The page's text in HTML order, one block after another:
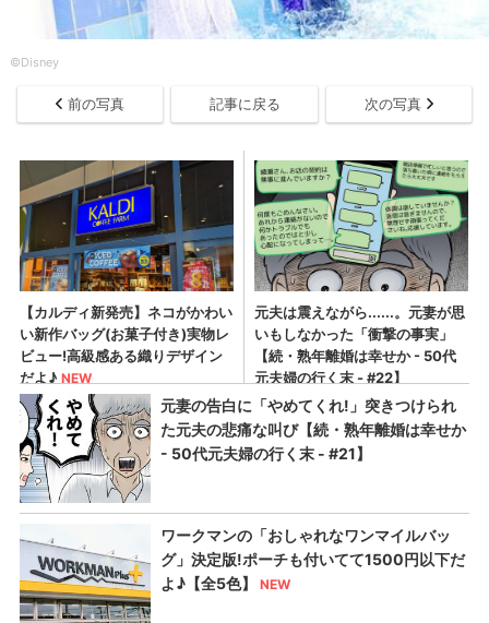
©Disney
前の写真 記事に戻る 次の写真